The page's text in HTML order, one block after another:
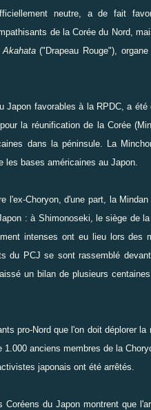
neutre, a de fait
de la Corée du Nord,
Akahata("Drapeau Rouge"),
Japon favorables à la RPDC, a
la réunification de la Corée
dans la péninsule. La
les bases américaines au Japon.
l'ex-Choryon, d'une part, la
: à Shimonoseki, le siège de
intenses ont eu lieu lors des
du PCJ se sont rassemblé
un bilan de plusieurs
pro-Nord que l'on doit déplorer
anciens membres de la
japonais ont été arrêtés.
Coréens du Japon montrent que